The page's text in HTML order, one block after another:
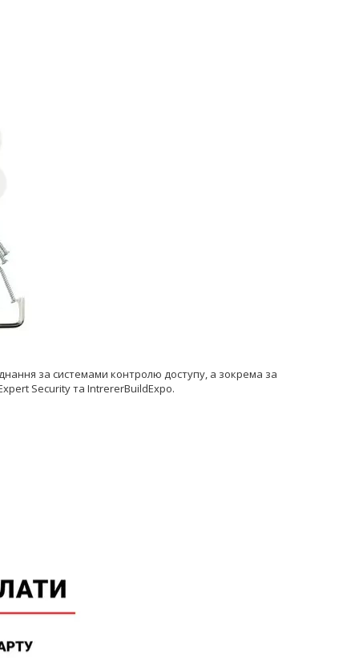
за системами контролю доступу, а зокрема за
Security та IntrererBuildExpo.